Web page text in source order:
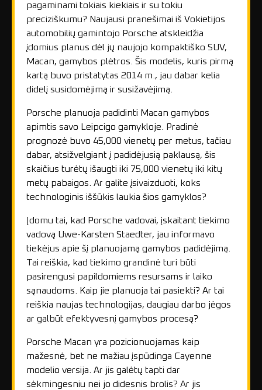
pagaminami tokiais kiekiais ir su tokiu
preciziškumu? Naujausi pranešimai iš Vokietijos
automobilių gamintojo Porsche atskleidžia
įdomius planus dėl jų naujojo kompaktiško SUV,
Macan, gamybos plėtros. Šis modelis, kuris pirmą
kartą buvo pristatytas 2014 m., jau dabar kelia
didelį susidomėjimą ir susižavėjimą.
Porsche planuoja padidinti Macan gamybos
apimtis savo Leipcigo gamykloje. Pradinė
prognozė buvo 45,000 vienetų per metus, tačiau
dabar, atsižvelgiant į padidėjusią paklausą, šis
skaičius turėtų išaugti iki 75,000 vienetų iki kitų
metų pabaigos. Ar galite įsivaizduoti, koks
technologinis iššūkis laukia šios gamyklos?
Įdomu tai, kad Porsche vadovai, įskaitant tiekimo
vadovą Uwe-Karsten Staedter, jau informavo
tiekėjus apie šį planuojamą gamybos padidėjimą.
Tai reiškia, kad tiekimo grandinė turi būti
pasirengusi papildomiems resursams ir laiko
sąnaudoms. Kaip jie planuoja tai pasiekti? Ar tai
reiškia naujas technologijas, daugiau darbo jėgos
ar galbūt efektyvesnį gamybos procesą?
Porsche Macan yra pozicionuojamas kaip
mažesnė, bet ne mažiau įspūdinga Cayenne
modelio versija. Ar jis galėtų tapti dar
sėkmingesniu nei jo didesnis brolis? Ar jis